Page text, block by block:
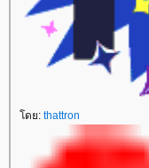
ดย: thattron